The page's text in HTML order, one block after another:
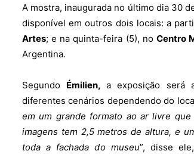
A mostra, inaugurada no último dia 30
disponível em outros dois locais: a
Artes; e na quinta-feira (5), no Centro
Argentina.
Segundo Émilien, aexposição será
diferentes cenários dependendo do
em um grande formato ao ar livre
imagens tem 2,5 metros de altura, e
toda a fachada do museu”, disse